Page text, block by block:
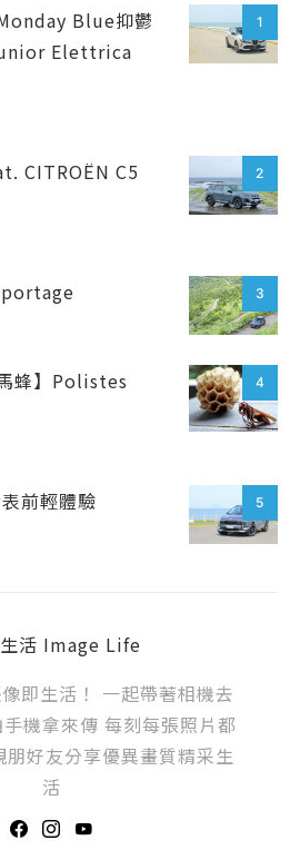
1
Blue抑鬱
Elettrica
2
CITROËN C5
3
4
蜂】Polistes
5
前輕體驗
活 Image Life
即生活！ 一起帶著相機去
機拿來傳 每刻每張照片都
好友分享優異畫質精采生
活